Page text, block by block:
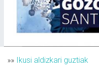
»» Ikusi aldizkari guztiak